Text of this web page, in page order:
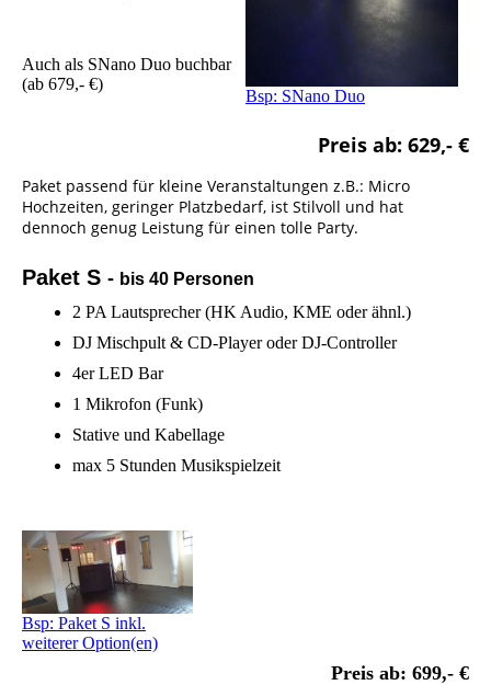
Auch als SNano Duo buchbar
(ab 679,- €)
Bsp: SNano Duo
Preis ab: 629,- €
Paket passend für kleine Veranstaltungen z.B.: Micro
Hochzeiten, geringer Platzbedarf, ist Stilvoll und hat
dennoch genug Leistung für einen tolle Party.
Paket S - bis 40 Personen
2 PA Lautsprecher (HK Audio, KME oder ähnl.)
DJ Mischpult & CD-Player oder DJ-Controller
4er LED Bar
1 Mikrofon (Funk)
Stative und Kabellage
max 5 Stunden Musikspielzeit
Bsp: Paket S inkl.
weiterer Option(en)
Preis ab: 699,- €